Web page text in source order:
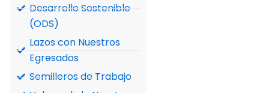
Desarrollo Sostenible
(ODS)
Lazos con Nuestros
Egresados
Semilleros de Trabajo